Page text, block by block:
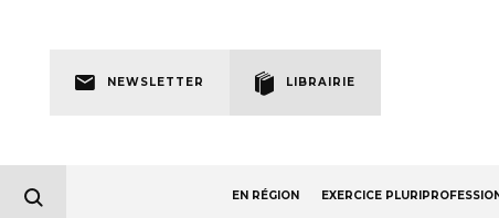
navigation
NEWSLETTER LIBRAIRIE
EN RÉGION EXERCICE